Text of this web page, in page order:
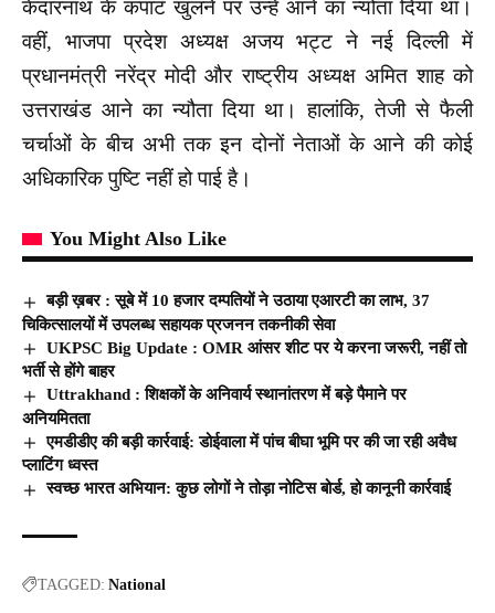
केदारनाथ के कपाट खुलने पर उन्हें आने का न्योता दिया था।
वहीं, भाजपा प्रदेश अध्यक्ष अजय भट्ट ने नई दिल्ली में
प्रधानमंत्री नरेंद्र मोदी और राष्ट्रीय अध्यक्ष अमित शाह को
उत्तराखंड आने का न्यौता दिया था। हालांकि, तेजी से फैली
चर्चाओं के बीच अभी तक इन दोनों नेताओं के आने की कोई
अधिकारिक पुष्टि नहीं हो पाई है।
You Might Also Like
बड़ी ख़बर : सूबे में 10 हजार दम्पतियों ने उठाया एआरटी का लाभ, 37
चिकित्सालयों में उपलब्ध सहायक प्रजनन तकनीकी सेवा
UKPSC Big Update : OMR आंसर शीट पर ये करना जरूरी, नहीं तो
भर्ती से होंगे बाहर
Uttrakhand : शिक्षकों के अनिवार्य स्थानांतरण में बड़े पैमाने पर
अनियमितता
एमडीडीए की बड़ी कार्रवाई: डोईवाला में पांच बीघा भूमि पर की जा रही अवैध
प्लाटिंग ध्वस्त
स्वच्छ भारत अभियान: कुछ लोगों ने तोड़ा नोटिस बोर्ड, हो कानूनी कार्रवाई
TAGGED: National